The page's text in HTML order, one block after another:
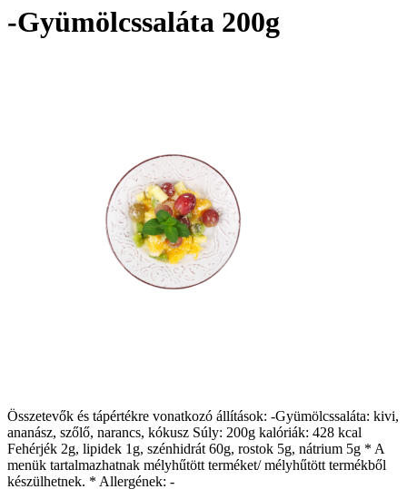
-Gyümölcssaláta 200g
Összetevők és tápértékre vonatkozó állítások: -Gyümölcssaláta: kivi,
ananász, szőlő, narancs, kókusz Súly: 200g kalóriák: 428 kcal
Fehérjék 2g, lipidek 1g, szénhidrát 60g, rostok 5g, nátrium 5g * A
menük tartalmazhatnak mélyhűtött terméket/ mélyhűtött termékből
készülhetnek. * Allergének: -